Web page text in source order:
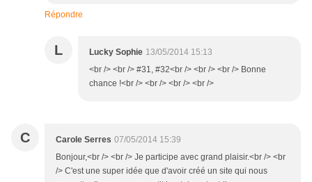
Répondre
L Lucky Sophie 13/05/2014 15:13
<br /> <br /> #31, #32<br /> <br /> <br /> Bonne
chance !<br /> <br /> <br /> <br />
C Carole Serres 07/05/2014 15:39
Bonjour,<br /> <br /> Je participe avec grand plaisir.<br /> <br
/> C'est une super idée que d'avoir créé un site qui nous